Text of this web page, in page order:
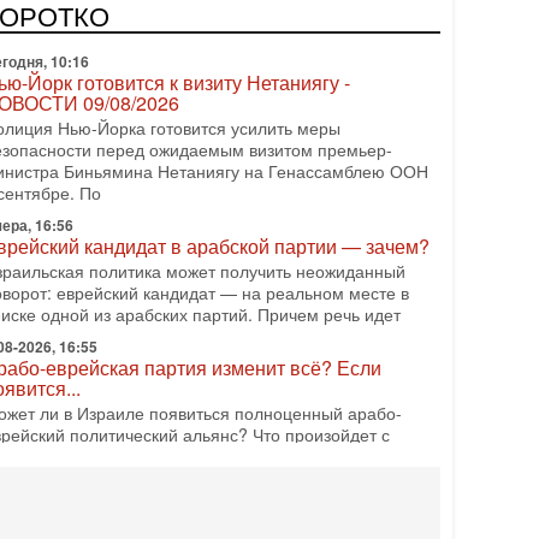
выборы могут быть сфальсифицированы,
проведение сорвано, а итоговые результаты
10:16
Йорк готовится к визиту Нетаниягу -
09/08/2026
Нью-Йорка готовится усилить меры
перед ожидаемым визитом премьер-
Биньямина Нетаниягу на Генассамблею ООН
По
16:56
кандидат в арабской партии — зачем?
политика может получить неожиданный
еврейский кандидат — на реальном месте в
одной из арабских партий. Причем речь идет
2026, 16:55
еврейская партия изменит всё? Если
ли в Израиле появиться полноценный арабо-
политический альянс? Что произойдет с